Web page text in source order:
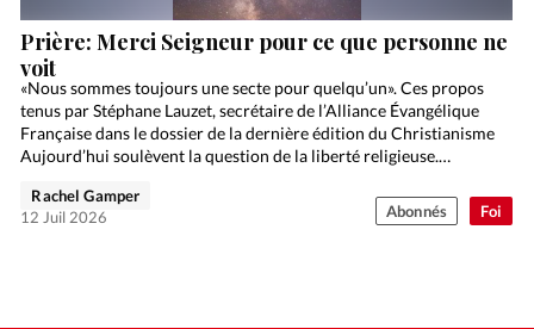
Foi
Prière: Merci Seigneur pour ce que personne ne
voit
«Nous sommes toujours une secte pour quelqu’un». Ces propos
tenus par Stéphane Lauzet, secrétaire de l’Alliance Évangélique
Française dans le dossier de la dernière édition du Christianisme
Aujourd’hui soulèvent la question de la liberté religieuse.…
Rachel Gamper
12 Juil 2026
Abonnés